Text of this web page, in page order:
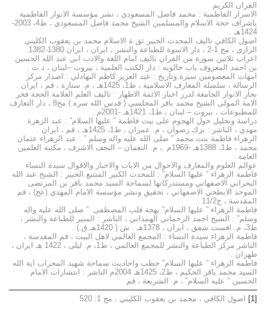
القران الكريم
الاسرار الفاطمية : محمد فاضل المسعودي ، نشر مؤسسة الانوار الفاطمية
باشراف حجة الاسلام والمسلمين الشيخ محمد فاضل المسعودي ، ط4، 2003-
1424هـ .
اصول الكافي تاليف المحدث الخبير ثق ة الاسلام محمد بن يعقوب الكليني
الرازي ، مج 1-2 ، دار الاسوة للطباعة والنشر ، ايران ، ايران 1380-1382.
اعراب ثلاثين سورة من القران تاليف امام اللغة والادب ابي عبد الله الحسين
بن احمد المعروف باب خالويه : دار الكتب العلمية ، بيروت –لبنان ، د.ت .
امهات المعصومين سيرة وتاريخ : عبد العزيز كاظم البهادلي : اصدار مركز
الرسالة ، سلسلة المعارف الاسلامية ، ط1، 1425هـ ، م. ستارة ، قم ، ايران .
بحار الانوار الجامعة لدرر اخبار الائمة الاطهار : تاليف العلم العلامة الحجة فخر
الامة المولى الشيخ محمد باقر المجلسي ( قدس الله سره ) مج8 ، دار التعارف
للمطبوعات ، بيروت – لبنان ، ط1، 1421هـ -2001م .
دراسة وتحليل حول الهجوم على بيت فاطمة ” عليها السلام” : عبد الزهرة
مهدي ، الناشر : بزك رضوان ، م. عمران ، ط1، 1425هـ ، قم ، ايران .
الزهراء فاطمة بنت محمد ” صلى الله عليه واله وسلم ” : عبد الزهراء عثمان
محمد ، ط1، 1388هـ -1969م .، م. النعمان – النجف الاشرف ، مكتبة العلمين
العامة .
عوالم العلوم والمعارف والاحوال من الايات والاخبار والاقوال سيدة النساء
فاطمة الزهراء ” عليها السلام” : للمحدث الكبير المتتبع الخبير : الشيخ عبد الله
البحراني الاصفهاني ومستدركاتها لسماحة السيد محمد باقر بن المرتضى
الموحد الابطحي الاصفهاني ، تحقيق ونشر مؤسسة الامام المهدي (عج) ، قم
المقدسة ، ج11/2 .
فاطمة الزهراء ” عليها السلام” بهجة قلب المصطفى ” صلى الله عليه واله
وسلم” : الشيخ احمد الرحماني الهمذاني ، الناشر : المنير للطباعة والنشر ،
ط3، م. افست شفق ، ايران ، 1378هـ . ش ( 1420هـ.ق.) .
فاطمة الزهراء سيدة النساء : المجمع العالمي لاهل البيت ، قم المقدسة ،
الناشر مركز الطباعة والنشر للمجمع العالمي ، ط1، م. ليلى ، 1422 هـ ايران ،
طهران .
فاطمة الزهراء ” عليها السلام” خطب واحاديث سماحة شهيد المحراب اية الله
السيد محمد باقر الحكيم ، ط2، 1425هـ 2004م الناشر : انتشارات الامام
الحسين ” عليه السلام” ، م. الشريعة ، قم
[1]
اصول الكافي ، محمد بن يعقوب الكليني ، مج 1: 520